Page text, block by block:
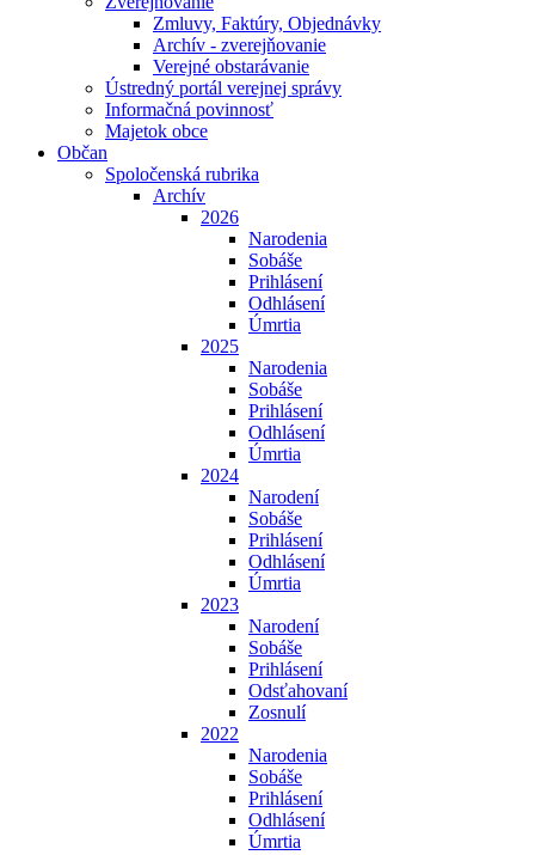
Zmluvy, Faktúry, Objednávky
Archív - zverejňovanie
Verejné obstarávanie
Ústredný portál verejnej správy
Informačná povinnosť
Majetok obce
Občan
Spoločenská rubrika
Archív
2026
Narodenia
Sobáše
Prihlásení
Odhlásení
Úmrtia
2025
Narodenia
Sobáše
Prihlásení
Odhlásení
Úmrtia
2024
Narodení
Sobáše
Prihlásení
Odhlásení
Úmrtia
2023
Narodení
Sobáše
Prihlásení
Odsťahovaní
Zosnulí
2022
Narodenia
Sobáše
Prihlásení
Odhlásení
Úmrtia